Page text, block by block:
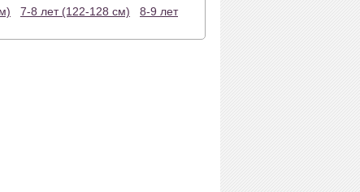
7-8 лет (122-128 см)
8-9 лет